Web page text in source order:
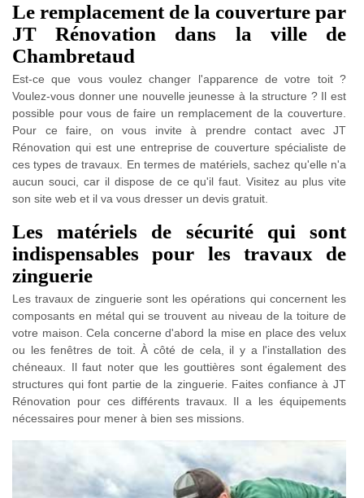
Le remplacement de la couverture par
JT Rénovation dans la ville de
Chambretaud
Est-ce que vous voulez changer l'apparence de votre toit ?
Voulez-vous donner une nouvelle jeunesse à la structure ? Il est
possible pour vous de faire un remplacement de la couverture.
Pour ce faire, on vous invite à prendre contact avec JT
Rénovation qui est une entreprise de couverture spécialiste de
ces types de travaux. En termes de matériels, sachez qu'elle n'a
aucun souci, car il dispose de ce qu'il faut. Visitez au plus vite
son site web et il va vous dresser un devis gratuit.
Les matériels de sécurité qui sont
indispensables pour les travaux de
zinguerie
Les travaux de zinguerie sont les opérations qui concernent les
composants en métal qui se trouvent au niveau de la toiture de
votre maison. Cela concerne d'abord la mise en place des velux
ou les fenêtres de toit. À côté de cela, il y a l'installation des
chéneaux. Il faut noter que les gouttières sont également des
structures qui font partie de la zinguerie. Faites confiance à JT
Rénovation pour ces différents travaux. Il a les équipements
nécessaires pour mener à bien ses missions.